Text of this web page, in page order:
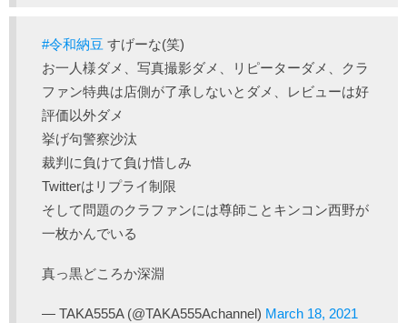
#令和納豆 すげーな(笑)
お一人様ダメ、写真撮影ダメ、リピーターダメ、クラ
ファン特典は店側が了承しないとダメ、レビューは好
評価以外ダメ
挙げ句警察沙汰
裁判に負けて負け惜しみ
Twitterはリプライ制限
そして問題のクラファンには尊師ことキンコン西野が
一枚かんでいる
真っ黒どころか深淵
— TAKA555A (@TAKA555Achannel) March 18, 2021